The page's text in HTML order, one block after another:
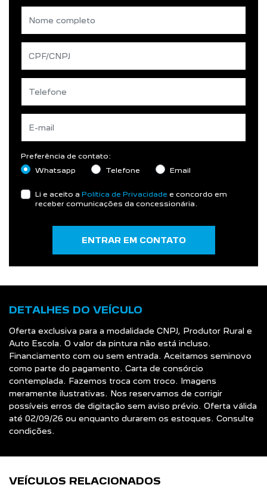
Preferência de contato:
Whatsapp
Telefone Email
Li e aceito a Política de Privacidade e concordo em
receber comunicações da concessionária.
ENTRAR EM CONTATO
DETALHES DO VEÍCULO
Oferta exclusiva para a modalidade CNPJ, Produtor Rural e
Auto Escola. O valor da pintura não está incluso.
Financiamento com ou sem entrada. Aceitamos seminovo
como parte do pagamento. Carta de consórcio
contemplada. Fazemos troca com troco. Imagens
meramente ilustrativas. Nos reservamos de corrigir
possíveis erros de digitação sem aviso prévio. Oferta válida
até 02/09/26 ou enquanto durarem os estoques. Consulte
condições.
VEÍCULOS RELACIONADOS